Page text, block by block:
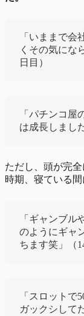
「いままで会
くその気にな
日目）
「パチンコ
は成長しまし
ただし、頭が完
時期、寝ている間
「ギャンブル
のようにギャ
ちます笑」（
「スロットで
ガックシして